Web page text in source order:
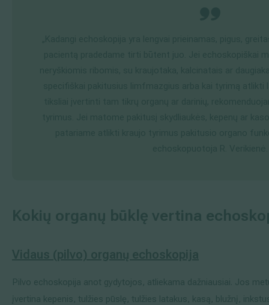
Kokių organų būklę vertina
Vidaus (pilvo) organų echoskopija
Pilvo echoskopija anot gydytojos, atliekama dažniausiai. Jos
įvertina kepenis, tulžies pūslę, tulžies latakus, kasą, blužnį,